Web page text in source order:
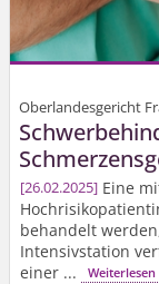
Oberlandesgericht
26.02.2025 Eine
behandelt
Intensivstation
einer ...
Weiterlesen